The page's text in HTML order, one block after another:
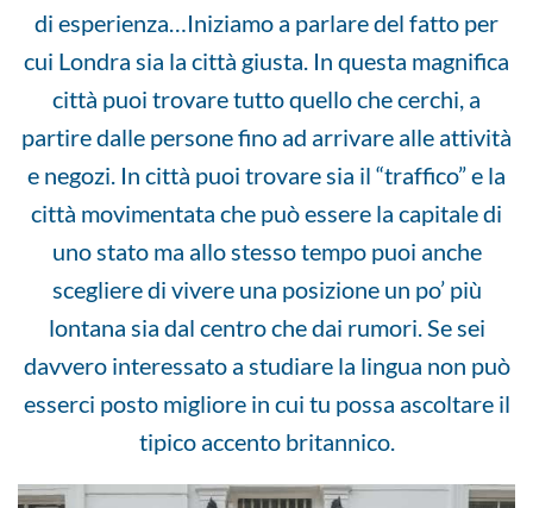
di esperienza…Iniziamo a parlare del fatto per
cui Londra sia la città giusta. In questa magnifica
città puoi trovare tutto quello che cerchi, a
partire dalle persone fino ad arrivare alle attività
e negozi. In città puoi trovare sia il “traffico” e la
città movimentata che può essere la capitale di
uno stato ma allo stesso tempo puoi anche
scegliere di vivere una posizione un po’ più
lontana sia dal centro che dai rumori. Se sei
davvero interessato a studiare la lingua non può
esserci posto migliore in cui tu possa ascoltare il
tipico accento britannico.